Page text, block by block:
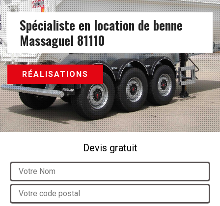
Spécialiste en location de benne
Massaguel 81110
RÉALISATIONS
Devis gratuit